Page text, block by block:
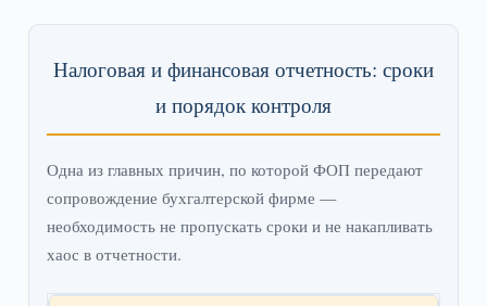
Налоговая и финансовая отчетность: сроки
и порядок контроля
Одна из главных причин, по которой ФОП передают
сопровождение бухгалтерской фирме —
необходимость не пропускать сроки и не накапливать
хаос в отчетности.